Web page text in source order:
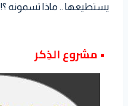
يستطيعها .. ماذا تسمونه ؟!
• مشروع الذِكر